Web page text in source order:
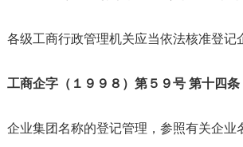
各级工商行政管理机关应当依法核准登记
工商企字（１９９８）第５９号 第十四条
企业集团名称的登记管理，参照有关企业